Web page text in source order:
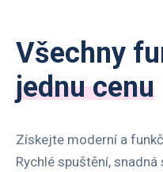
Všechny
jednu cenu
Získejte moderní a
Rychlé spuštění,